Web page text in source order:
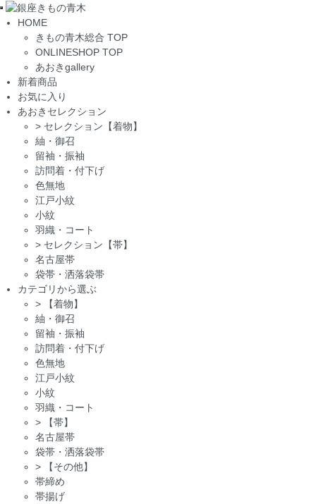
Toggle
navigation
HOME
きもの青木総合 TOP
ONLINESHOP TOP
あおきgallery
新着商品
お気に入り
あおきセレクション
> セレクション【着物】
紬・御召
留袖・振袖
訪問着・付下げ
色無地
江戸小紋
小紋
羽織・コート
> セレクション【帯】
名古屋帯
袋帯・洒落袋帯
カテゴリから選ぶ
>
【着物】
紬・御召
留袖・振袖
訪問着・付下げ
色無地
江戸小紋
小紋
羽織・コート
>
【帯】
名古屋帯
袋帯・洒落袋帯
>
【その他】
帯締め
帯揚げ